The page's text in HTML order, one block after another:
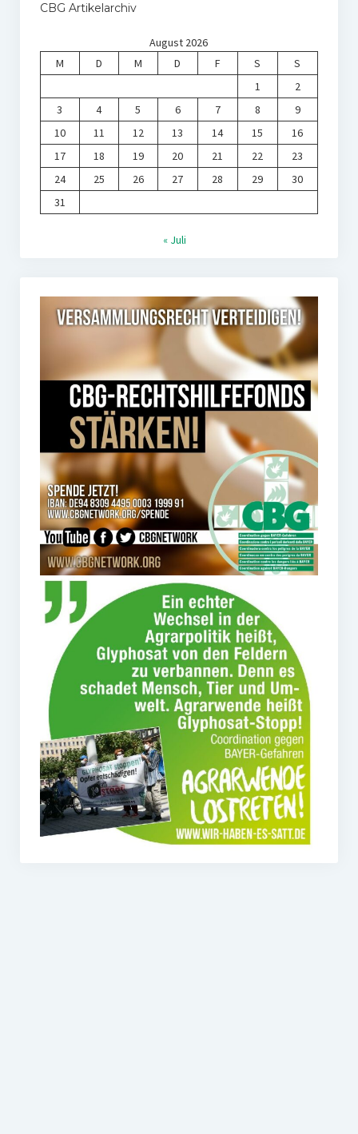
CBG Artikelarchiv
August 2026
M
D M D F S
S
1
2
3
4 5 6 7 8
9
10
11 12 13 14 15
16
17
18 19 20 21 22
23
24
25 26 27 28 29
30
31
« Juli